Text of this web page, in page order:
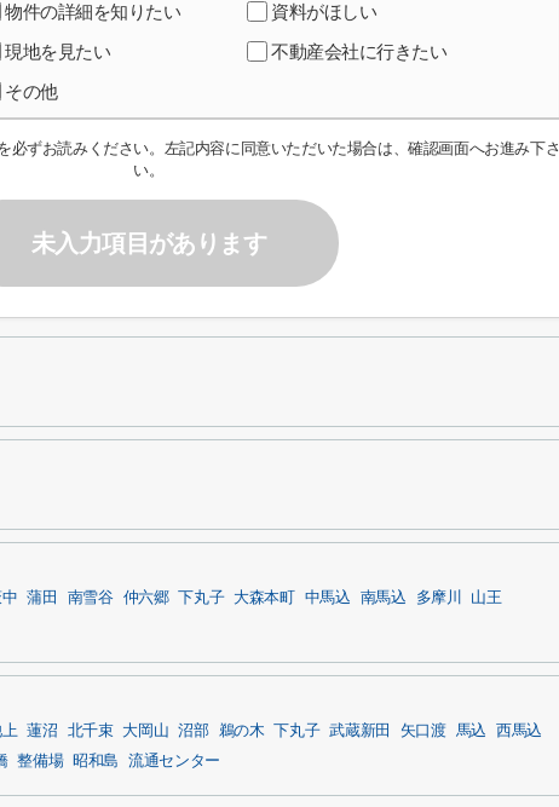
物件の詳細を知りたい
資料がほしい
現地を見たい
不動産会社に行きたい
その他
必ずお読みください。左記内容に同意いただいた場合は、確認画面へお進み下さ
い。
未入力項目があります
蒲田 南雪谷 仲六郷 下丸子 大森本町 中馬込 南馬込 多摩川
山王
蓮沼 北千束 大岡山 沼部 鵜の木 下丸子 武蔵新田 矢口渡 馬込
西馬込
整備場 昭和島 流通センター